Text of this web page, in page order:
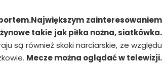
zainteresowaniem
takie jak piłka nożna, siatkówka.
są również skoki narciarskie, ze względu
Mecze można oglądać w telewizji.